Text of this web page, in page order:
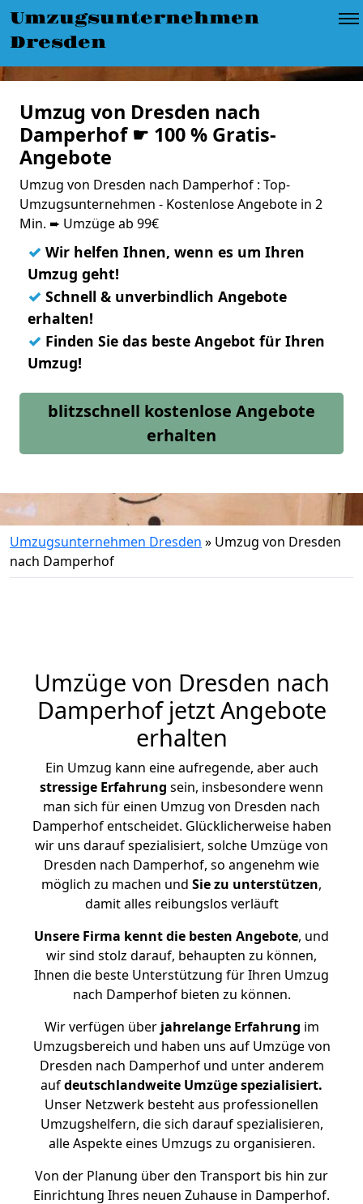
Umzugsunternehmen
Dresden
Umzug von Dresden nach
Damperhof ☛ 100 % Gratis-
Angebote
Umzug von Dresden nach Damperhof : Top-
Umzugsunternehmen - Kostenlose Angebote in 2
Min. ➨ Umzüge ab 99€
✓ Wir helfen Ihnen, wenn es um Ihren
Umzug geht!
✓ Schnell & unverbindlich Angebote
erhalten!
✓ Finden Sie das beste Angebot für Ihren
Umzug!
blitzschnell kostenlose Angebote
erhalten
Umzugsunternehmen Dresden » Umzug von Dresden
nach Damperhof
Umzüge von Dresden nach
Damperhof jetzt Angebote
erhalten
Ein Umzug kann eine aufregende, aber auch
stressige Erfahrung sein, insbesondere wenn
man sich für einen Umzug von Dresden nach
Damperhof entscheidet. Glücklicherweise haben
wir uns darauf spezialisiert, solche Umzüge von
Dresden nach Damperhof, so angenehm wie
möglich zu machen und Sie zu unterstützen,
damit alles reibungslos verläuft
Unsere Firma kennt die besten Angebote, und
wir sind stolz darauf, behaupten zu können,
Ihnen die beste Unterstützung für Ihren Umzug
nach Damperhof bieten zu können.
Wir verfügen überjahrelange Erfahrung im
Umzugsbereich und haben uns auf Umzüge von
Dresden nach Damperhof und unter anderem
aufdeutschlandweite Umzüge spezialisiert.
Unser Netzwerk besteht aus professionellen
Umzugshelfern, die sich darauf spezialisieren,
alle Aspekte eines Umzugs zu organisieren.
Von der Planung über den Transport bis hin zur
Einrichtung Ihres neuen Zuhause in Damperhof.